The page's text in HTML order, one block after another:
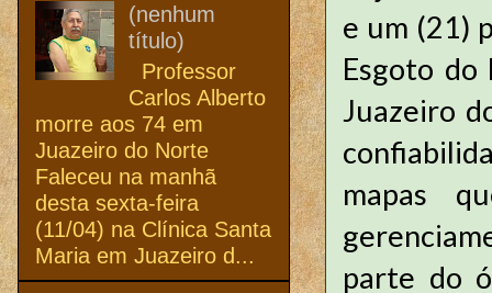
e um (21)
Esgoto do
Juazeiro
mapas
parte do
(nenhum
título)
Professor
Carlos Alberto
morre aos 74 em
Juazeiro do Norte
Faleceu na manhã
desta sexta-feira
(11/04) na Clínica Santa
Maria em Juazeiro d...